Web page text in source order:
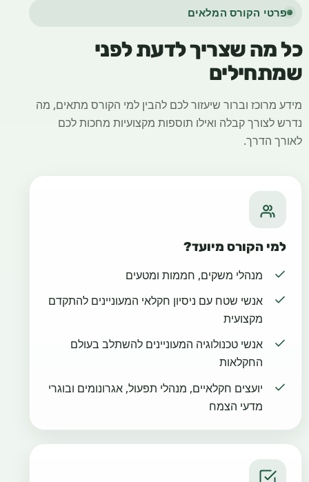
פרטי הקורס המלאים
כל מה שצריך לדעת לפני
שמתחילים
מידע מרוכז וברור שיעזור לכם להבין למי הקורס מתאים, מה
נדרש לצורך קבלה ואילו תוספות מקצועיות מחכות לכם
לאורך הדרך.
למי הקורס מיועד?
מנהלי משקים, חממות ומטעים
אנשי שטח עם ניסיון חקלאי המעוניינים להתקדם
מקצועית
אנשי טכנולוגיה המעוניינים להשתלב בעולם
החקלאות
יועצים חקלאיים, מנהלי תפעול, אגרונומים ובוגרי
מדעי הצמח